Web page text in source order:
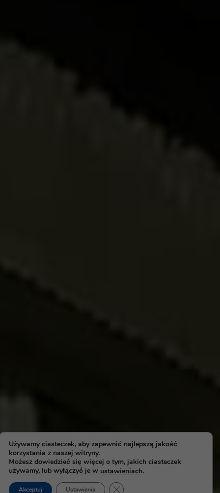
Używamy ciasteczek, aby zapewnić najlepszą jakość
korzystania z naszej witryny.
Możesz dowiedzieć się więcej o tym, jakich ciasteczek
używamy, lub wyłączyć je w ustawieniach.
Akceptuj Ustawienia Zamknij panel powiadomień o